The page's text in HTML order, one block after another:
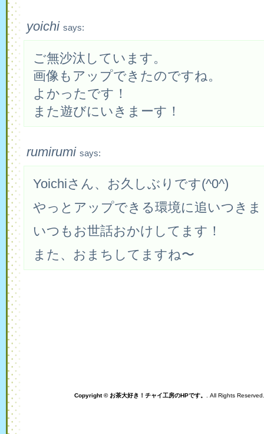
yoichi says:
ご無沙汰しています。
画像もアップできたのですね。
よかったです！
また遊びにいきまーす！
rumirumi says:
Yoichiさん、お久しぶりです(^0^)
やっとアップできる環境に追いつき
いつもお世話おかけしてます！
また、おまちしてますね〜
Copyright © お茶大好き！チャイ工房のHPです。 . All Rights